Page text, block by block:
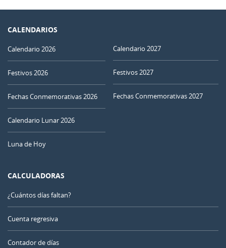
CALENDARIOS
Calendario 2026
Festivos 2026
Fechas Conmemorativas 2026
Calendario Lunar 2026
Luna de Hoy
Calendario 2027
Festivos 2027
Fechas Conmemorativas 2027
CALCULADORAS
¿Cuántos días faltan?
Cuenta regresiva
Contador de días